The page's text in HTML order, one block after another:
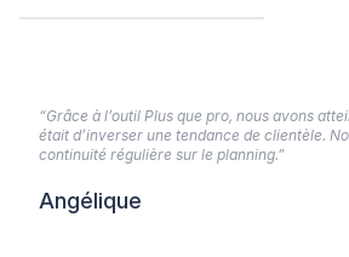
“Grâce à l’outil Plus que pro, nous avons
était d’inverser une tendance de clientèle.
continuité régulière sur le planning.”
Angélique